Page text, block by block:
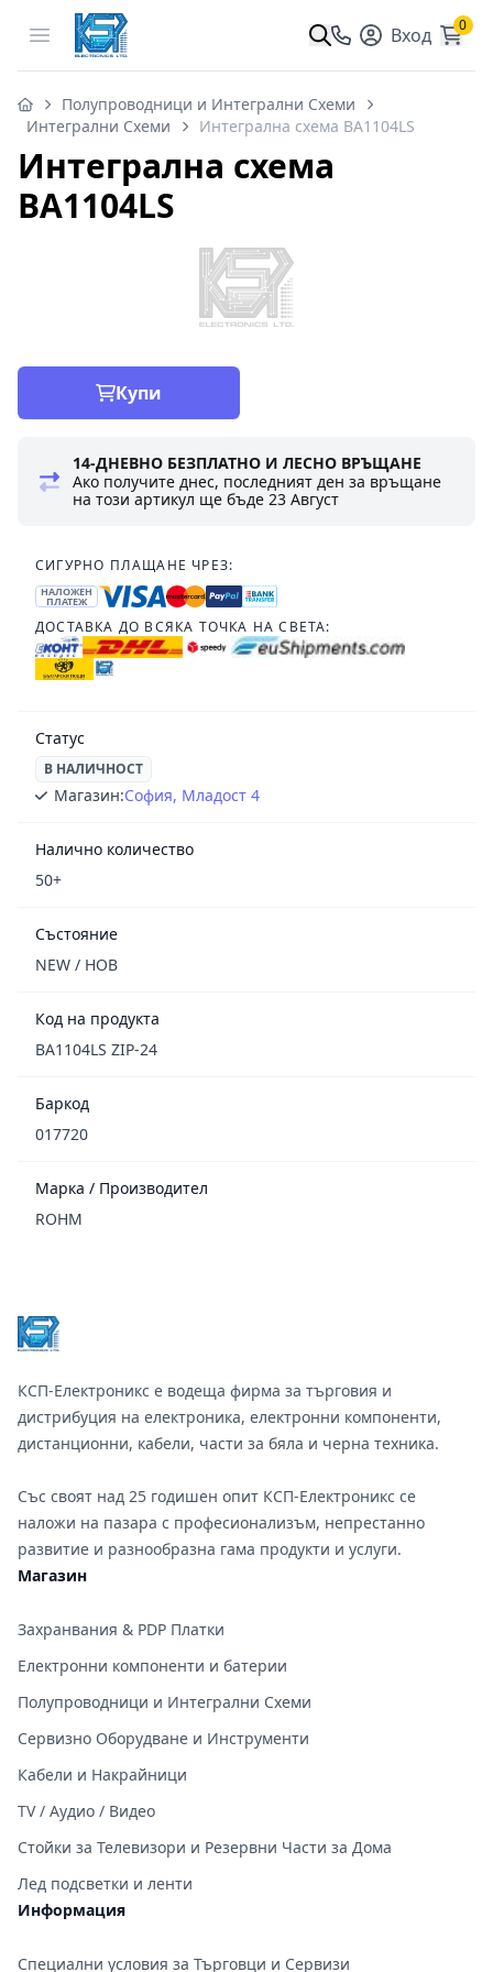
Open menu Вход 0
Полупроводници и Интегрални Схеми
Интегрални Схеми
Интегрална схема BA1104LS
Интегрална схема
BA1104LS
Купи
14-ДНЕВНО БЕЗПЛАТНО И ЛЕСНО ВРЪЩАНЕ
Ако получите днес, последният ден за връщане
на този артикул ще бъде23 Август
СИГУРНО ПЛАЩАНЕ ЧРЕЗ:
НАЛОЖЕН
ПЛАТЕЖ
ДОСТАВКА ДО ВСЯКА ТОЧКА НА СВЕТА:
Статус
В НАЛИЧНОСТ
Магазин:София, Младост 4
Налично количество
50+
Състояние
NEW / НОВ
Код на продукта
BA1104LS ZIP-24
Баркод
017720
Марка / Производител
ROHM
КСП-Електроникс е водеща фирма за търговия и
дистрибуция на електроника, електронни компоненти,
дистанционни, кабели, части за бяла и черна техника.
Със своят над 25 годишен опит КСП-Електроникс се
наложи на пазара с професионализъм, непрестанно
развитие и разнообразна гама продукти и услуги.
Магазин
Захранвания & PDP Платки
Електронни компоненти и батерии
Полупроводници и Интегрални Схеми
Сервизно Оборудване и Инструменти
Кабели и Накрайници
TV / Аудио / Видео
Стойки за Телевизори и Резервни Части за Дома
Лед подсветки и ленти
Информация
Специални условия за Търговци и Сервизи